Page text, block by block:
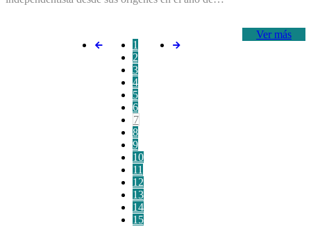
Ver más
1
2
3
4
5
6
7
8
9
10
11
12
13
14
15